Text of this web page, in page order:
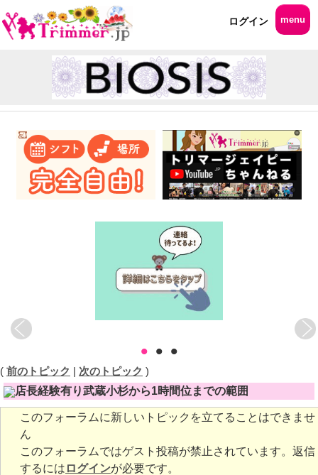
ログイン menu
• • •
( 前のトピック | 次のトピック )
店長経験有り武蔵小杉から1時間位までの範囲
このフォーラムに新しいトピックを立てることはできませ
ん
このフォーラムではゲスト投稿が禁止されています。返信
するには ログインが必要です。